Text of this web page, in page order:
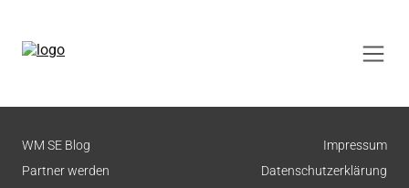
WM SE Blog
Partner werden
Impressum
Datenschutzerklärung